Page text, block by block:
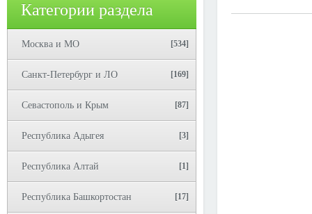
Категории раздела
Москва и МО [534]
Санкт-Петербург и ЛО [169]
Севастополь и Крым [87]
Республика Адыгея [3]
Республика Алтай [1]
Республика Башкортостан [17]